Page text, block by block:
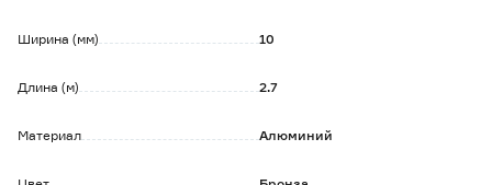
Ширина (мм) 10
Длина (м) 2.7
Материал Алюминий